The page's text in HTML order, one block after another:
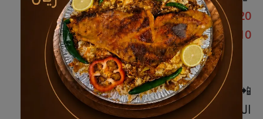
966549483020
966549482010
📲 خدمة واتساب «باب البيك» عبر الضغط على
الرابط
مباشر: